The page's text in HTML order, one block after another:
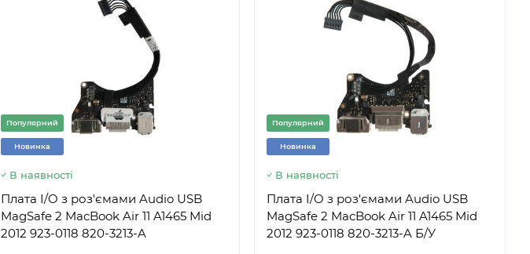
Популярний
Новинка
В наявності
Плата I/O з роз'ємами Audio USB
MagSafe 2 MacBook Air 11 A1465 Mid
2012 923-0118 820-3213-A
Популярний
Новинка
В наявності
Плата I/O з роз'ємами Audio USB
MagSafe 2 MacBook Air 11 A1465 Mid
2012 923-0118 820-3213-A Б/У